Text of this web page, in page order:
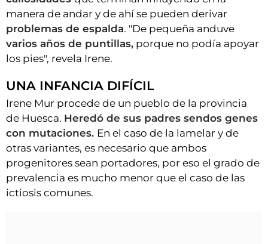
manera de andar y de ahí se pueden derivar
problemas de espalda. "De pequeña anduve
varios años de puntillas, porque no podía apoyar
los pies", revela Irene.
UNA INFANCIA DIFÍCIL
Irene Mur procede de un pueblo de la provincia
de Huesca. Heredó de sus padres sendos genes
con mutaciones. En el caso de la lamelar y de
otras variantes, es necesario que ambos
progenitores sean portadores, por eso el grado de
prevalencia es mucho menor que el caso de las
ictiosis comunes.